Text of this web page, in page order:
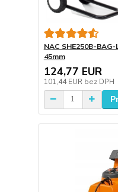
NAC SHE250B-
45mm
124,77 EUR
101,44 EUR bez DPH